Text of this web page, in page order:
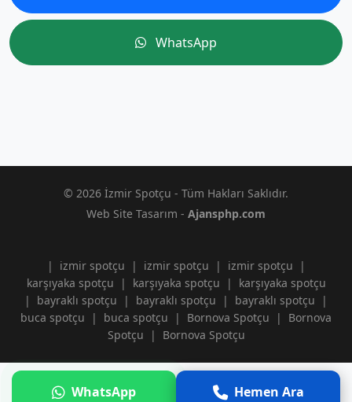
WhatsApp
© 2026 İzmir Spotçu - Tüm Hakları Saklıdır.
Web Site Tasarım - Ajansphp.com
| izmir spotçu | izmir spotçu | izmir spotçu
|
karşıyaka spotçu
| karşıyaka spotçu |
karşıyaka spotçu
|
bayraklı spotçu | bayraklı spotçu | bayraklı spotçu
|
buca spotçu
| buca spotçu | Bornova Spotçu |
Bornova
Spotçu
| Bornova Spotçu